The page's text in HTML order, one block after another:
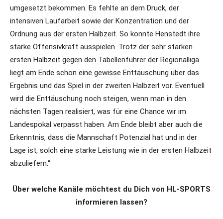
umgesetzt bekommen. Es fehlte an dem Druck, der
intensiven Laufarbeit sowie der Konzentration und der
Ordnung aus der ersten Halbzeit. So konnte Henstedt ihre
starke Offensivkraft ausspielen. Trotz der sehr starken
ersten Halbzeit gegen den Tabellenführer der Regionalliga
liegt am Ende schon eine gewisse Enttäuschung über das
Ergebnis und das Spiel in der zweiten Halbzeit vor. Eventuell
wird die Enttäuschung noch steigen, wenn man in den
nächsten Tagen realisiert, was für eine Chance wir im
Landespokal verpasst haben. Am Ende bleibt aber auch die
Erkenntnis, dass die Mannschaft Potenzial hat und in der
Lage ist, solch eine starke Leistung wie in der ersten Halbzeit
abzuliefern.“
Über welche Kanäle möchtest du Dich von HL-SPORTS
informieren lassen?